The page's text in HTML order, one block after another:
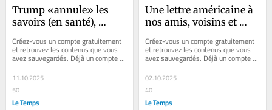
Trump «annule» les
savoirs (en santé),
Créez-vous un compte gratuitement
et retrouvez les contenus que vous
avez sauvegardés. Déjà un compte ?
Se connecter Faites plaisir à vos...
11.10.2025
50
Le Temps
Une lettre américaine à
nos amis, voisins et
Créez-vous un compte gratuitement
et retrouvez les contenus que vous
avez sauvegardés. Déjà un compte ?
Se connecter Faites plaisir à vos...
02.10.2025
40
Le Temps